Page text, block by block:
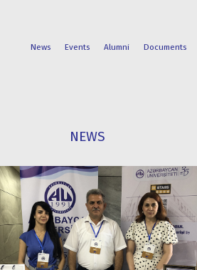
News Events Alumni Documents
NEWS